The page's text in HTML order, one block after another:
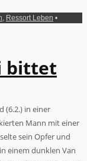
Ressort Leben •
bittet
(6.2.) in einer
Mann mit einer
sein Opfer und
einem dunklen Van